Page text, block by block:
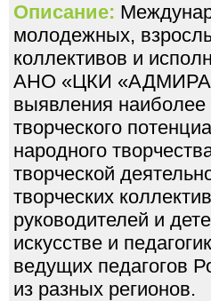
Описание:
молодежных,
коллективов и
АНО «ЦКИ
выявления наиболее
творческого
народного
творческой
творческих
руководителей и
искусстве и
ведущих педагогов
из разных регионов.